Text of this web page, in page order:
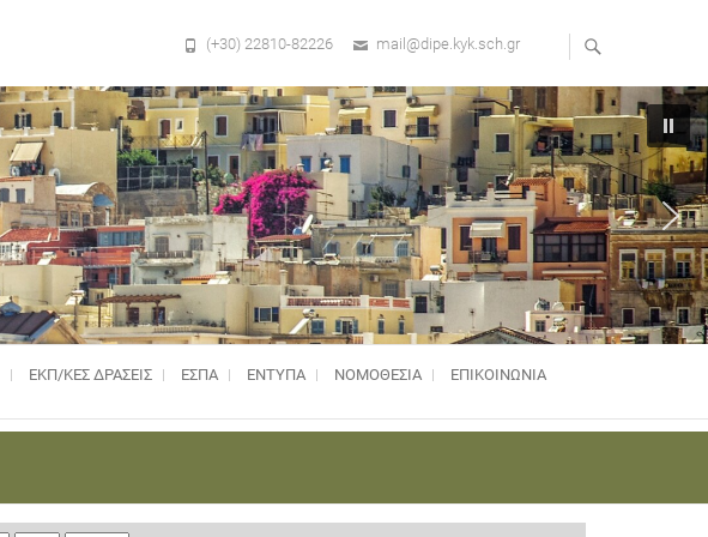
(+30) 22810-82226 mail@dipe.kyk.sch.gr
ΕΚΠ/ΚΕΣ ΔΡΑΣΕΙΣ ΕΣΠΑ ΕΝΤΥΠΑ ΝΟΜΟΘΕΣΊΑ ΕΠΙΚΟΙΝΩΝΙΑ